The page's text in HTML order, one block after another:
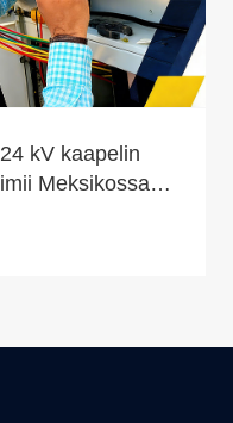
kV kaapelin
Meksikossa,